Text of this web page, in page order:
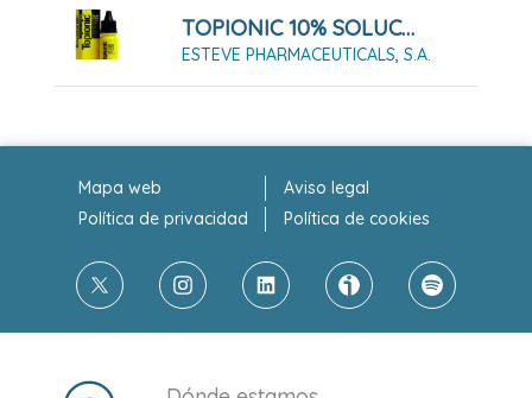
TOPIONIC 10% SOLUCIÓN 25 ML
ESTEVE PHARMACEUTICALS, S.A.
Mapa web
Aviso legal
Política de privacidad
Política de cookies